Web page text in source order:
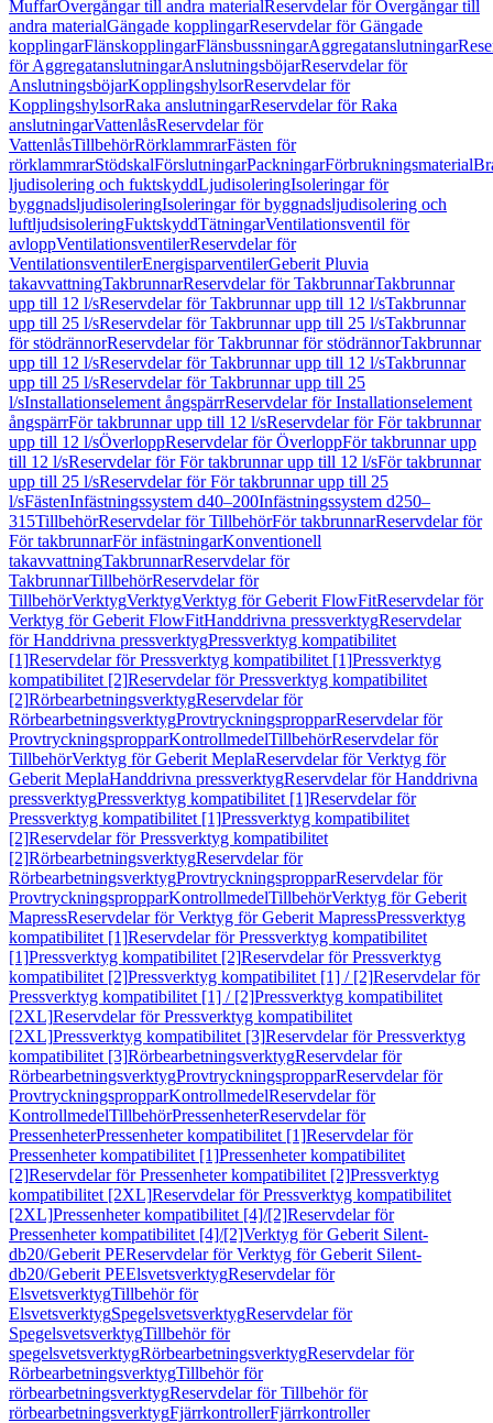
MuffarÖvergångar till andra materialReservdelar för Övergångar till
andra materialGängade kopplingarReservdelar för Gängade
kopplingarFlänskopplingarFlänsbussningarAggregatanslutningar
för AggregatanslutningarAnslutningsböjarReservdelar för
AnslutningsböjarKopplingshylsorReservdelar för
KopplingshylsorRaka anslutningarReservdelar för Raka
anslutningarVattenlåsReservdelar för
VattenlåsTillbehörRörklammrarFästen för
rörklammrarStödskalFörslutningarPackningarFörbrukningsmaterial
ljudisolering och fuktskyddLjudisoleringIsoleringar för
byggnadsljudisoleringIsoleringar för byggnadsljudisolering och
luftljudsisoleringFuktskyddTätningarVentilationsventil för
avloppVentilationsventilerReservdelar för
VentilationsventilerEnergisparventilerGeberit Pluvia
takavvattningTakbrunnarReservdelar för TakbrunnarTakbrunnar
upp till 12 l/sReservdelar för Takbrunnar upp till 12 l/sTakbrunnar
upp till 25 l/sReservdelar för Takbrunnar upp till 25 l/sTakbrunnar
för stödrännorReservdelar för Takbrunnar för stödrännorTakbrunnar
upp till 12 l/sReservdelar för Takbrunnar upp till 12 l/sTakbrunnar
upp till 25 l/sReservdelar för Takbrunnar upp till 25
l/sInstallationselement ångspärrReservdelar för Installationselement
ångspärrFör takbrunnar upp till 12 l/sReservdelar för För takbrunnar
upp till 12 l/sÖverloppReservdelar för ÖverloppFör takbrunnar upp
till 12 l/sReservdelar för För takbrunnar upp till 12 l/sFör takbrunnar
upp till 25 l/sReservdelar för För takbrunnar upp till 25
l/sFästenInfästningssystem d40–200Infästningssystem d250–
315TillbehörReservdelar för TillbehörFör takbrunnarReservdelar för
För takbrunnarFör infästningarKonventionell
takavvattningTakbrunnarReservdelar för
TakbrunnarTillbehörReservdelar för
TillbehörVerktygVerktygVerktyg för Geberit FlowFitReservdelar för
Verktyg för Geberit FlowFitHanddrivna pressverktygReservdelar
för Handdrivna pressverktygPressverktyg kompatibilitet
[1]Reservdelar för Pressverktyg kompatibilitet [1]Pressverktyg
kompatibilitet [2]Reservdelar för Pressverktyg kompatibilitet
[2]RörbearbetningsverktygReservdelar för
RörbearbetningsverktygProvtryckningspropparReservdelar för
ProvtryckningspropparKontrollmedelTillbehörReservdelar för
TillbehörVerktyg för Geberit MeplaReservdelar för Verktyg för
Geberit MeplaHanddrivna pressverktygReservdelar för Handdrivna
pressverktygPressverktyg kompatibilitet [1]Reservdelar för
Pressverktyg kompatibilitet [1]Pressverktyg kompatibilitet
[2]Reservdelar för Pressverktyg kompatibilitet
[2]RörbearbetningsverktygReservdelar för
RörbearbetningsverktygProvtryckningspropparReservdelar för
ProvtryckningspropparKontrollmedelTillbehörVerktyg för Geberit
MapressReservdelar för Verktyg för Geberit MapressPressverktyg
kompatibilitet [1]Reservdelar för Pressverktyg kompatibilitet
[1]Pressverktyg kompatibilitet [2]Reservdelar för Pressverktyg
kompatibilitet [2]Pressverktyg kompatibilitet [1] / [2]Reservdelar för
Pressverktyg kompatibilitet [1] / [2]Pressverktyg kompatibilitet
[2XL]Reservdelar för Pressverktyg kompatibilitet
[2XL]Pressverktyg kompatibilitet [3]Reservdelar för Pressverktyg
kompatibilitet [3]RörbearbetningsverktygReservdelar för
RörbearbetningsverktygProvtryckningspropparReservdelar för
ProvtryckningspropparKontrollmedelReservdelar för
KontrollmedelTillbehörPressenheterReservdelar för
PressenheterPressenheter kompatibilitet [1]Reservdelar för
Pressenheter kompatibilitet [1]Pressenheter kompatibilitet
[2]Reservdelar för Pressenheter kompatibilitet [2]Pressverktyg
kompatibilitet [2XL]Reservdelar för Pressverktyg kompatibilitet
[2XL]Pressenheter kompatibilitet [4]/[2]Reservdelar för
Pressenheter kompatibilitet [4]/[2]Verktyg för Geberit Silent-
db20/Geberit PEReservdelar för Verktyg för Geberit Silent-
db20/Geberit PEElsvetsverktygReservdelar för
ElsvetsverktygTillbehör för
ElsvetsverktygSpegelsvetsverktygReservdelar för
SpegelsvetsverktygTillbehör för
spegelsvetsverktygRörbearbetningsverktygReservdelar för
RörbearbetningsverktygTillbehör för
rörbearbetningsverktygReservdelar för Tillbehör för
rörbearbetningsverktygFjärrkontrollerFjärrkontroller